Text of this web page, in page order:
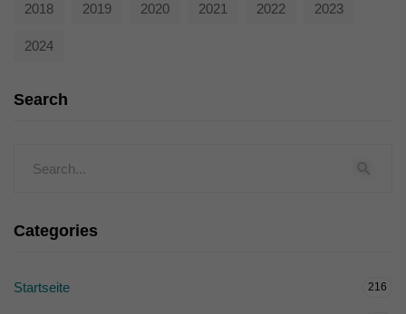
2018 2019 2020 2021 2022 2023
2024
Search
Categories
Startseite 216